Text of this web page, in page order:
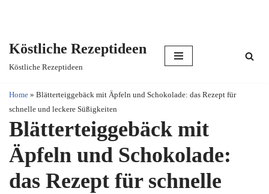
content
Köstliche Rezeptideen
Köstliche Rezeptideen
Home » Blätterteiggebäck mit Äpfeln und Schokolade: das Rezept für
schnelle und leckere Süßigkeiten
Blätterteiggebäck mit
Äpfeln und Schokolade:
das Rezept für schnelle